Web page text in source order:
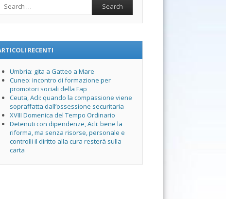
RECENTI
Umbria: gita a Gatteo a Mare
Cuneo: incontro di formazione per
promotori sociali della Fap
Ceuta, Acli: quando la compassione viene
sopraffatta dall’ossessione securitaria
XVIII Domenica del Tempo Ordinario
Detenuti con dipendenze, Acli: bene la
riforma, ma senza risorse, personale e
controlli il diritto alla cura resterà sulla
carta